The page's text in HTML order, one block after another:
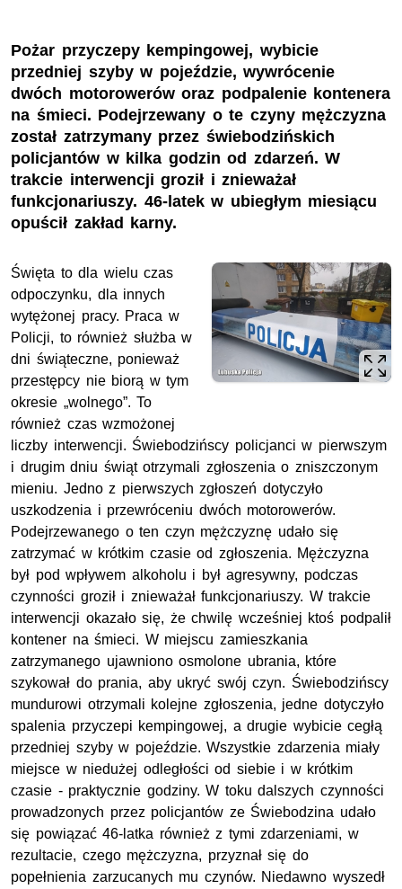
Pożar przyczepy kempingowej, wybicie
przedniej szyby w pojeździe, wywrócenie
dwóch motorowerów oraz podpalenie kontenera
na śmieci. Podejrzewany o te czyny mężczyzna
został zatrzymany przez świebodzińskich
policjantów w kilka godzin od zdarzeń. W
trakcie interwencji groził i znieważał
funkcjonariuszy. 46-latek w ubiegłym miesiącu
opuścił zakład karny.
Święta to dla wielu czas
odpoczynku, dla innych
wytężonej pracy. Praca w
Policji, to również służba w
dni świąteczne, ponieważ
przestępcy nie biorą w tym
okresie „wolnego”. To
również czas wzmożonej
liczby interwencji. Świebodzińscy policjanci w pierwszym
i drugim dniu świąt otrzymali zgłoszenia o zniszczonym
mieniu. Jedno z pierwszych zgłoszeń dotyczyło
uszkodzenia i przewróceniu dwóch motorowerów.
Podejrzewanego o ten czyn mężczyznę udało się
zatrzymać w krótkim czasie od zgłoszenia. Mężczyzna
był pod wpływem alkoholu i był agresywny, podczas
czynności groził i znieważał funkcjonariuszy. W trakcie
interwencji okazało się, że chwilę wcześniej ktoś podpalił
kontener na śmieci. W miejscu zamieszkania
zatrzymanego ujawniono osmolone ubrania, które
szykował do prania, aby ukryć swój czyn. Świebodzińscy
mundurowi otrzymali kolejne zgłoszenia, jedne dotyczyło
spalenia przyczepi kempingowej, a drugie wybicie cegłą
przedniej szyby w pojeździe. Wszystkie zdarzenia miały
miejsce w niedużej odległości od siebie i w krótkim
czasie - praktycznie godziny. W toku dalszych czynności
prowadzonych przez policjantów ze Świebodzina udało
się powiązać 46-latka również z tymi zdarzeniami, w
rezultacie, czego mężczyzna, przyznał się do
popełnienia zarzucanych mu czynów. Niedawno wyszedł